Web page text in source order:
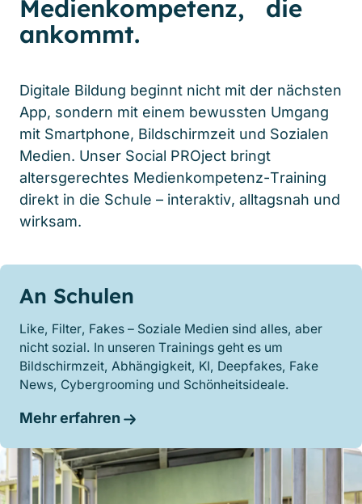
Medienkompetenz, die
ankommt.
Digitale Bildung beginnt nicht mit der nächsten
App, sondern mit einem bewussten Umgang
mit Smartphone, Bildschirmzeit und Sozialen
Medien. Unser Social PROject bringt
altersgerechtes Medienkompetenz-Training
direkt in die Schule – interaktiv, alltagsnah und
wirksam.
An Schulen
Like, Filter, Fakes – Soziale Medien sind alles, aber
nicht sozial. In unseren Trainings geht es um
Bildschirmzeit, Abhängigkeit, KI, Deepfakes, Fake
News, Cybergrooming und Schönheitsideale.
Mehr erfahren